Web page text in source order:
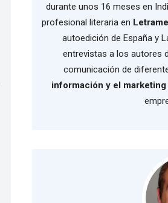
durante unos 16 meses en
profesional literaria en
autoedición de España y
entrevistas a los autores
comunicación de
información y el